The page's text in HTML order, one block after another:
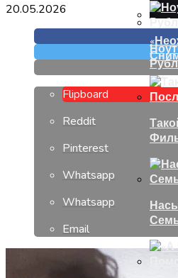
20.05.2026
Flipboard
Reddit
Pinterest
Whatsapp
Whatsapp
Email